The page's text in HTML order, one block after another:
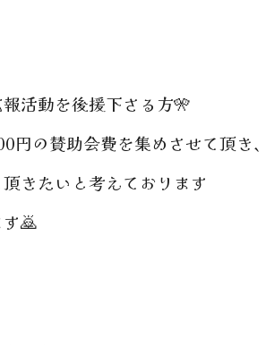
活動を後援下さる方🎌
の賛助会費を集めさせて頂き
きたいと考えております
🙇